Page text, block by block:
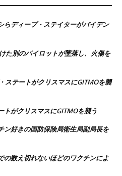
らディープ・ステイターがバイデン
た別のパイロットが墜落し、火傷を
ステートがクリスマスにGITMOを襲
トがクリスマスにGITMOを襲う
ン好きの国防保険局衛生局副局長を
の数え切れないほどのワクチンによ